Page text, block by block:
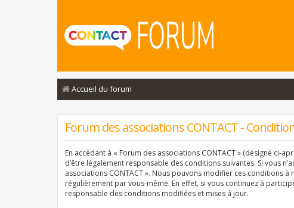
Accueil du forum
Forum des associations CONTACT -
En accédant à « Forum des associations CONTACT » (désigné ci-
d’être légalement responsable des conditions suivantes. Si vous
associations CONTACT ». Nous pouvons modifier ces conditions
régulièrement par vous-même. En effet, si vous continuez à
responsable des conditions modifiées et mises à jour.